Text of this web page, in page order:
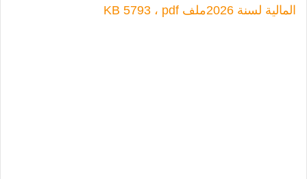
المالية لسنة 2026
ملف KB 5793 ، pdf